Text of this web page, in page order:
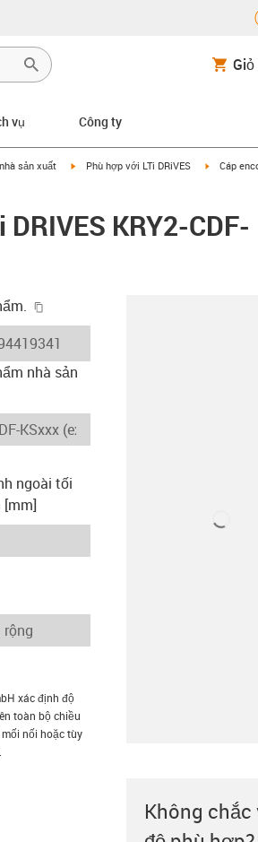
vụ Công ty
sản xuất igus-icon-arrow-right
Phù hợp với LTi DRiVES igus-icon-
Cáp
KRY2-CDF-
lieferzeit
nhà sản
ngoài tối
[mm]
xác định độ
toàn bộ chiều
nối hoặc tùy
Không chắc